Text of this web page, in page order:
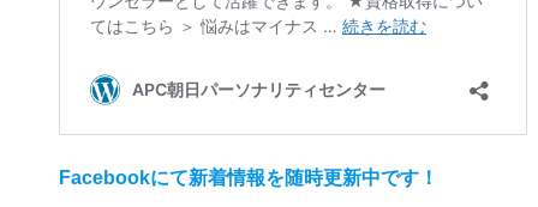
Facebookにて新着情報を随時更新中です！